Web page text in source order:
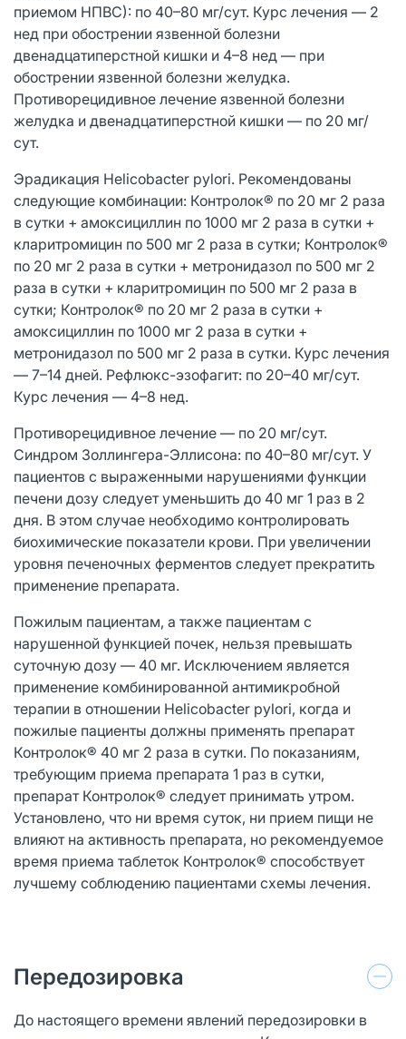
приемом НПВС): по 40–80 мг/сут. Курс лечения — 2
нед при обострении язвенной болезни
двенадцатиперстной кишки и 4–8 нед — при
обострении язвенной болезни желудка.
Противорецидивное лечение язвенной болезни
желудка и двенадцатиперстной кишки — по 20 мг/
сут.
Эрадикация Helicobacter pylori. Рекомендованы
следующие комбинации: Контролок® по 20 мг 2 раза
в сутки + амоксициллин по 1000 мг 2 раза в сутки +
кларитромицин по 500 мг 2 раза в сутки; Контролок®
по 20 мг 2 раза в сутки + метронидазол по 500 мг 2
раза в сутки + кларитромицин по 500 мг 2 раза в
сутки; Контролок® по 20 мг 2 раза в сутки +
амоксициллин по 1000 мг 2 раза в сутки +
метронидазол по 500 мг 2 раза в сутки. Курс лечения
— 7–14 дней. Рефлюкс-эзофагит: по 20–40 мг/сут.
Курс лечения — 4–8 нед.
Противорецидивное лечение — по 20 мг/сут.
Синдром Золлингера-Эллисона: по 40–80 мг/сут. У
пациентов с выраженными нарушениями функции
печени дозу следует уменьшить до 40 мг 1 раз в 2
дня. В этом случае необходимо контролировать
биохимические показатели крови. При увеличении
уровня печеночных ферментов следует прекратить
применение препарата.
Пожилым пациентам, а также пациентам с
нарушенной функцией почек, нельзя превышать
суточную дозу — 40 мг. Исключением является
применение комбинированной антимикробной
терапии в отношении Helicobacter pylori, когда и
пожилые пациенты должны применять препарат
Контролок® 40 мг 2 раза в сутки. По показаниям,
требующим приема препарата 1 раз в сутки,
препарат Контролок® следует принимать утром.
Установлено, что ни время суток, ни прием пищи не
влияют на активность препарата, но рекомендуемое
время приема таблеток Контролок® способствует
лучшему соблюдению пациентами схемы лечения.
Передозировка
До настоящего времени явлений передозировки в